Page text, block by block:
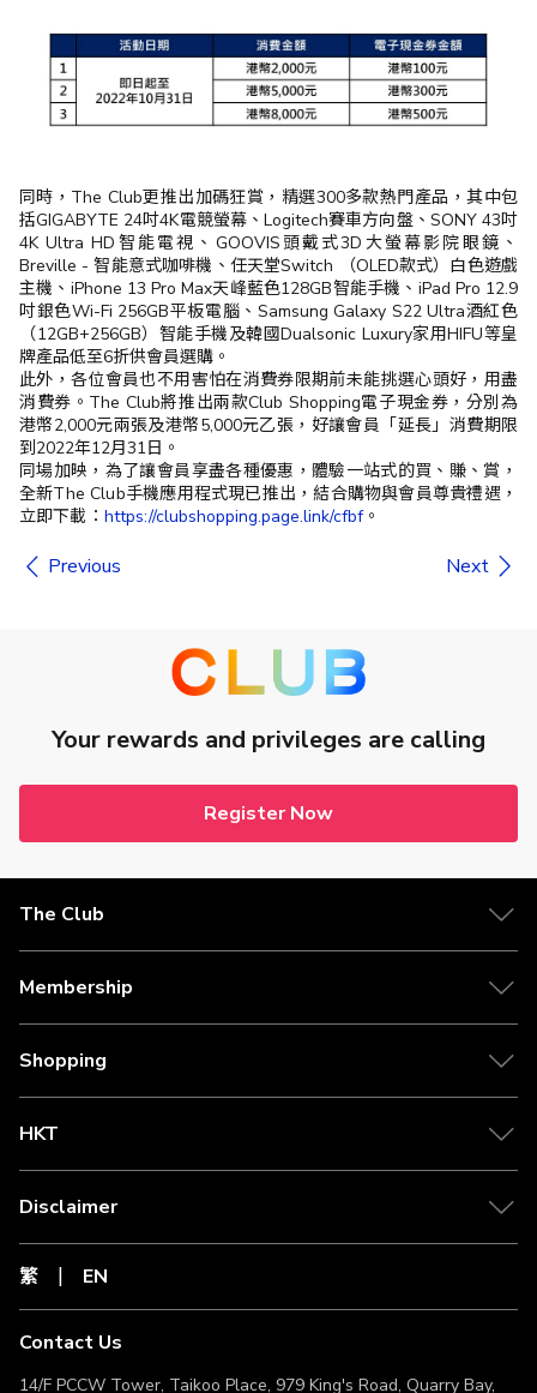
同時，The Club更推出加碼狂賞，精選300多款熱門產品，其中包
括GIGABYTE 24吋4K電競螢幕、Logitech賽車方向盤、SONY 43吋
4K Ultra HD智能電視、GOOVIS頭戴式3D大螢幕影院眼鏡、
Breville - 智能意式咖啡機、任天堂Switch （OLED款式）白色遊戲
主機、iPhone 13 Pro Max天峰藍色128GB智能手機、iPad Pro 12.9
吋銀色Wi-Fi 256GB平板電腦、Samsung Galaxy S22 Ultra酒紅色
（12GB+256GB）智能手機及韓國Dualsonic Luxury家用HIFU等皇
牌產品低至6折供會員選購。
此外，各位會員也不用害怕在消費券限期前未能挑選心頭好，用盡
消費券。The Club將推出兩款Club Shopping電子現金券，分別為
港幣2,000元兩張及港幣5,000元乙張，好讓會員「延長」消費期限
到2022年12月31日。
同場加映，為了讓會員享盡各種優惠，體驗一站式的買、賺、賞，
全新The Club手機應用程式現已推出，結合購物與會員尊貴禮遇，
立即下載： https://clubshopping.page.link/cfbf。
Previous Next
Your rewards and privileges are calling
Register Now
The Club
Membership
Shopping
HKT
Disclaimer
繁 EN
Contact Us
14/F PCCW Tower, Taikoo Place, 979 King's Road, Quarry Bay,